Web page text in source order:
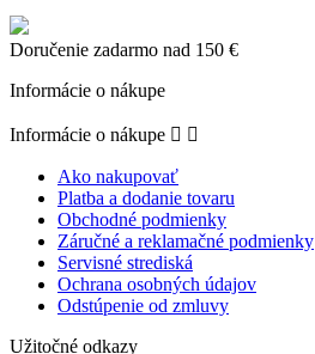
Doručenie zadarmo nad 150 €
Informácie o nákupe
Informácie o nákupe  
Ako nakupovať
Platba a dodanie tovaru
Obchodné podmienky
Záručné a reklamačné podmienky
Servisné strediská
Ochrana osobných údajov
Odstúpenie od zmluvy
Užitočné odkazy